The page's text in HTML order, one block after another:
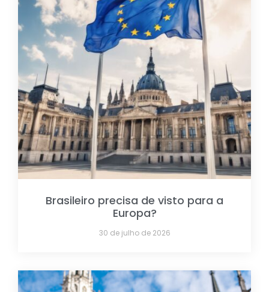
Brasileiro precisa de visto para a
Europa?
30 de julho de 2026